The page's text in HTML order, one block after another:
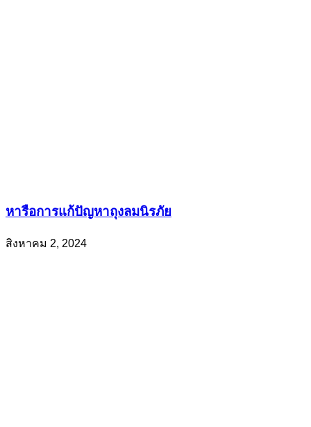
หารือการแก้ปัญหาถุงลมนิรภัย
สิงหาคม 2, 2024